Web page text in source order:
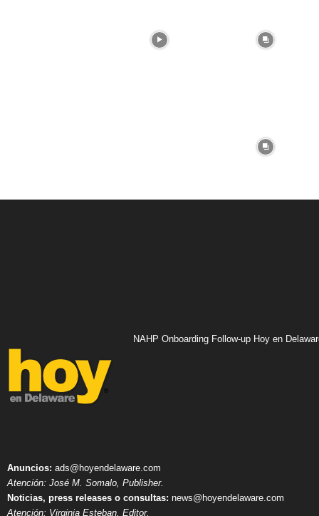
NAHP Onboarding Follow-up Hoy en
Anuncios: ads@hoyendelaware.com
Atención: José M. Somalo, Publisher.
Noticias, press releases o consultas: news@hoyendelaware.com
Atención: Virginia Esteban, Editor.